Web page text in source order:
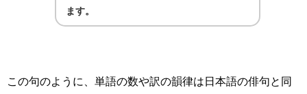
ます。
この句のように、単語の数や訳の韻律は日本語の俳句と同